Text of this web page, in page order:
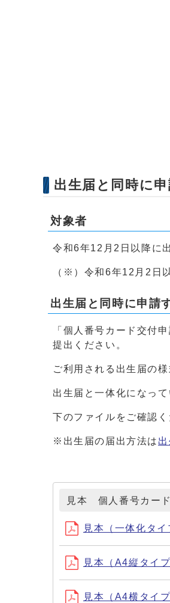
出生届と同時に
対象者
令和6年12月2日以降に
（※）令和6年12月2日
出生届と同時に申請
「個人番号カード交付
提出ください。
ご利用される出生届の
出生届と一体化になっ
下のファイルをご確認く
※出生届の届出方法は
見本 個人番号カー
見本（一体化タ
見本（A4縦タイ
見本（A4横タイ